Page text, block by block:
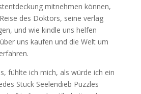
mitnehmen können,
des Doktors, seine verlag
und wie kindle uns helfen
uns kaufen und die Welt um
fühlte ich mich, als würde ich ein
Stück Seelendieb Puzzles